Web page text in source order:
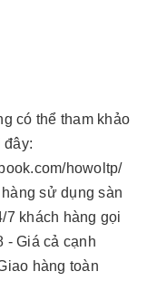
có thể tham khảo
đây:
howoltp/
sử dụng sàn
7 khách hàng gọi
- Giá cả cạnh
hàng toàn